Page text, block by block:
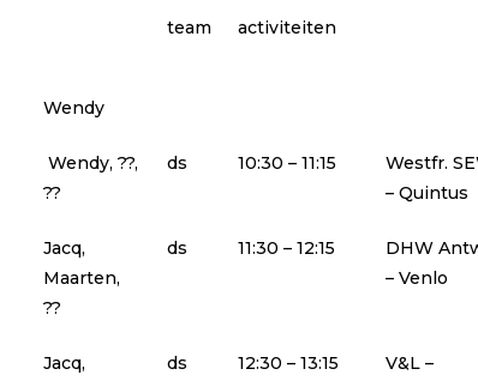
team activiteiten
Wendy
Wendy, ??,
??
ds 10:30 – 11:15
Westfr.
– Quintus
Jacq,
Maarten,
??
ds 11:30 – 12:15
DHW
– Venlo
Jacq,
ds 12:30 – 13:15
V&L –